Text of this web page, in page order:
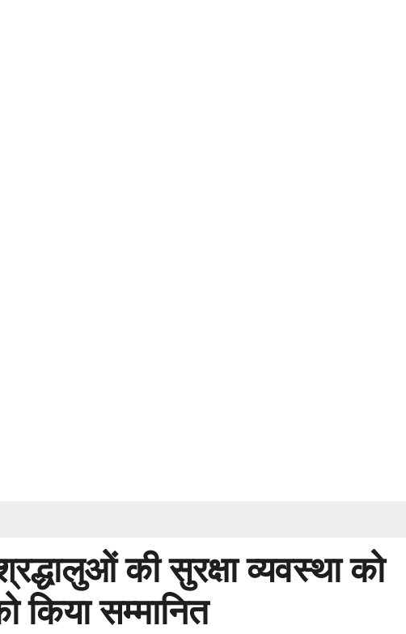
की सुरक्षा व्यवस्था को
किया सम्मानित